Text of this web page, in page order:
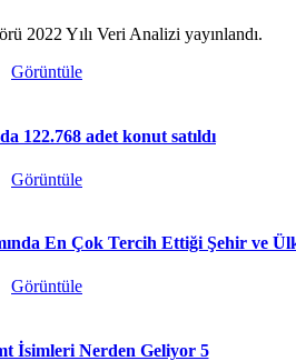
2022 Yılı Veri Analizi yayınlandı.
Görüntüle
122.768 adet konut satıldı
Görüntüle
En Çok Tercih Ettiği Şehir ve
Görüntüle
İsimleri Nerden Geliyor 5